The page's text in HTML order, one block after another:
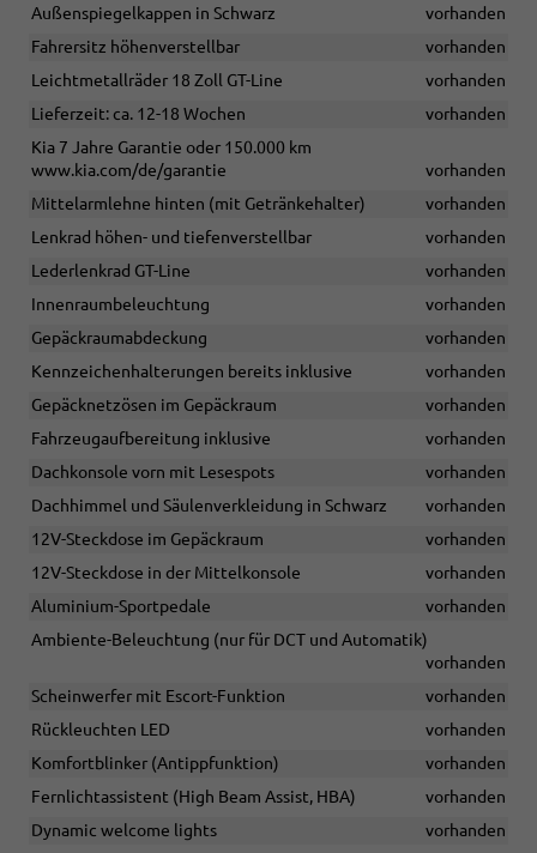
Außenspiegelkappen in Schwarz
vorhanden
Fahrersitz höhenverstellbar
vorhanden
Leichtmetallräder 18 Zoll GT-Line
vorhanden
Lieferzeit: ca. 12-18 Wochen
vorhanden
Kia 7 Jahre Garantie oder 150.000 km
www.kia.com/de/garantie
vorhanden
Mittelarmlehne hinten (mit Getränkehalter)
vorhanden
Lenkrad höhen- und tiefenverstellbar
vorhanden
Lederlenkrad GT-Line
vorhanden
Innenraumbeleuchtung
vorhanden
Gepäckraumabdeckung
vorhanden
Kennzeichenhalterungen bereits inklusive
vorhanden
Gepäcknetzösen im Gepäckraum
vorhanden
Fahrzeugaufbereitung inklusive
vorhanden
Dachkonsole vorn mit Lesespots
vorhanden
Dachhimmel und Säulenverkleidung in Schwarz
vorhanden
12V-Steckdose im Gepäckraum
vorhanden
12V-Steckdose in der Mittelkonsole
vorhanden
Aluminium-Sportpedale
vorhanden
Ambiente-Beleuchtung (nur für DCT und Automatik)
vorhanden
Scheinwerfer mit Escort-Funktion
vorhanden
Rückleuchten LED
vorhanden
Komfortblinker (Antippfunktion)
vorhanden
Fernlichtassistent (High Beam Assist, HBA)
vorhanden
Dynamic welcome lights
vorhanden